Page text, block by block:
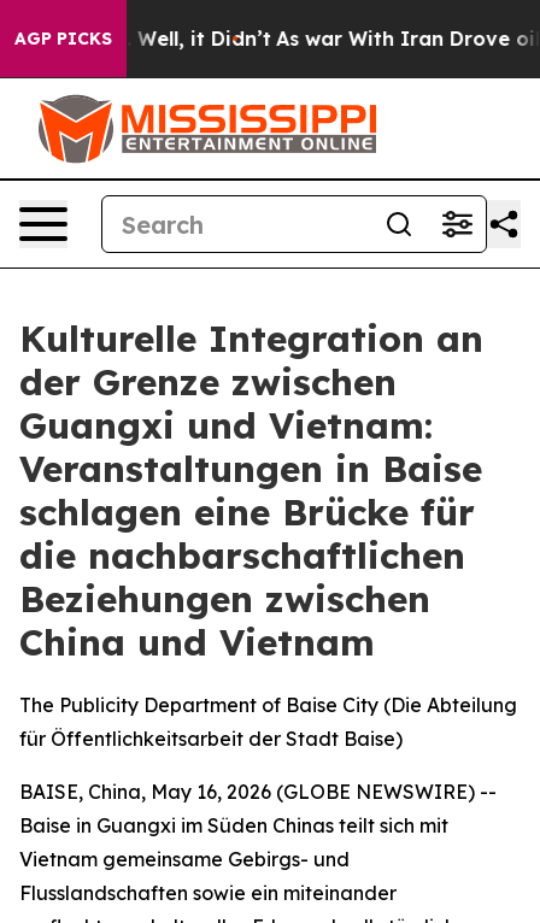
AGP PICKSWell, it Didn’t As war With Iran Drove oil
Kulturelle Integration an
der Grenze zwischen
Guangxi und Vietnam:
Veranstaltungen in Baise
schlagen eine Brücke für
die nachbarschaftlichen
Beziehungen zwischen
China und Vietnam
The Publicity Department of Baise City (Die Abteilung
für Öffentlichkeitsarbeit der Stadt Baise)
BAISE, China, May 16, 2026 (GLOBE NEWSWIRE) --
Baise in Guangxi im Süden Chinas teilt sich mit
Vietnam gemeinsame Gebirgs- und
Flusslandschaften sowie ein miteinander